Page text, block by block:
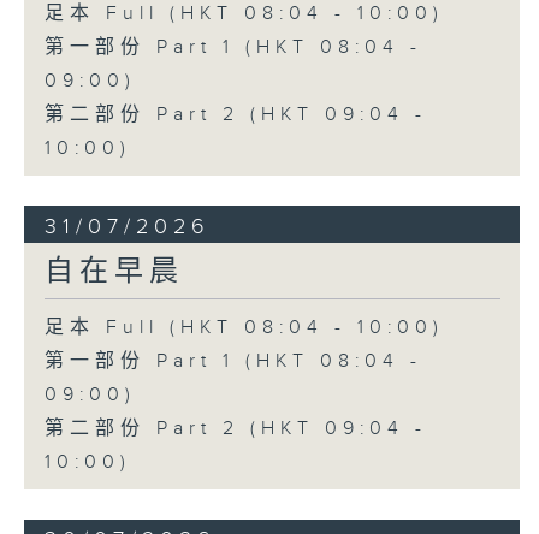
足本 Full (HKT 08:04 - 10:00)
第一部份 Part 1 (HKT 08:04 -
09:00)
第二部份 Part 2 (HKT 09:04 -
10:00)
31/07/2026
自在早晨
足本 Full (HKT 08:04 - 10:00)
第一部份 Part 1 (HKT 08:04 -
09:00)
第二部份 Part 2 (HKT 09:04 -
10:00)